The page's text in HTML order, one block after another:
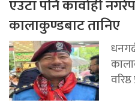
एउटा पनि कार्वाही
कालाकुण्डबाट तानिए